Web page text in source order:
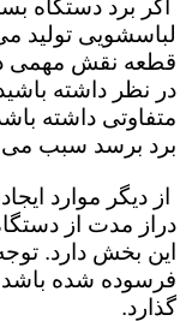
اگر برد دستگاه
لباسشویی تولید
قطعه نقش مهمی
در نظر داشته
متفاوتی داشته
برد برسد سبب می
از دیگر موارد
دراز مدت از
این بخش دارد.
فرسوده شده باشد
گذارد.